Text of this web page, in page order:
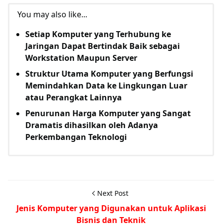
You may also like...
Setiap Komputer yang Terhubung ke
Jaringan Dapat Bertindak Baik sebagai
Workstation Maupun Server
Struktur Utama Komputer yang Berfungsi
Memindahkan Data ke Lingkungan Luar
atau Perangkat Lainnya
Penurunan Harga Komputer yang Sangat
Dramatis dihasilkan oleh Adanya
Perkembangan Teknologi
Next Post
Jenis Komputer yang Digunakan untuk Aplikasi
Bisnis dan Teknik